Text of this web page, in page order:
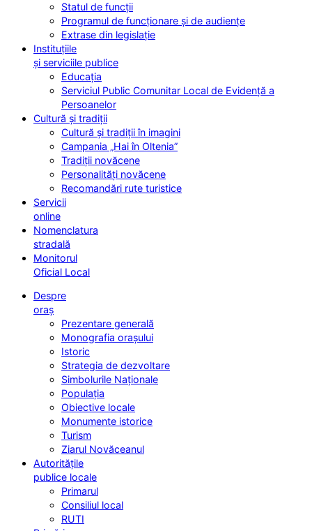
Statul de funcții
Programul de funcționare și de audiențe
Extrase din legislație
Instituțiile
și serviciile publice
Educația
Serviciul Public Comunitar Local de Evidență a
Persoanelor
Cultură și tradiții
Cultură și tradiții în imagini
Campania „Hai în Oltenia”
Tradiții novăcene
Personalități novăcene
Recomandări rute turistice
Servicii
online
Nomenclatura
stradală
Monitorul
Oficial Local
Despre
oraș
Prezentare generală
Monografia orașului
Istoric
Strategia de dezvoltare
Simbolurile Naționale
Populația
Obiective locale
Monumente istorice
Turism
Ziarul Novăceanul
Autoritățile
publice locale
Primarul
Consiliul local
RUTI